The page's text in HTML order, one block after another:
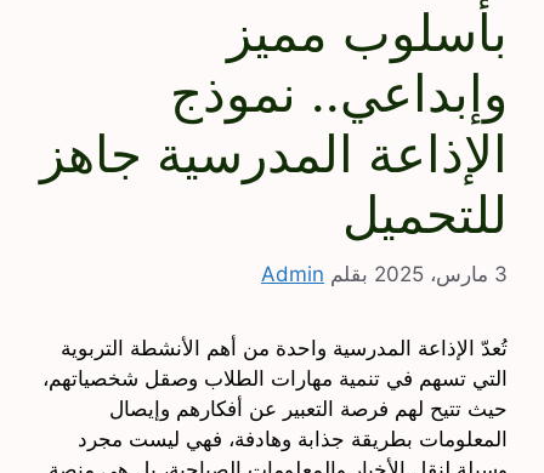
بأسلوب مميز
وإبداعي.. نموذج
الإذاعة المدرسية جاهز
للتحميل
3 مارس، 2025 بقلم Admin
تُعدّ الإذاعة المدرسية واحدة من أهم الأنشطة التربوية
التي تسهم في تنمية مهارات الطلاب وصقل شخصياتهم،
حيث تتيح لهم فرصة التعبير عن أفكارهم وإيصال
المعلومات بطريقة جذابة وهادفة، فهي ليست مجرد